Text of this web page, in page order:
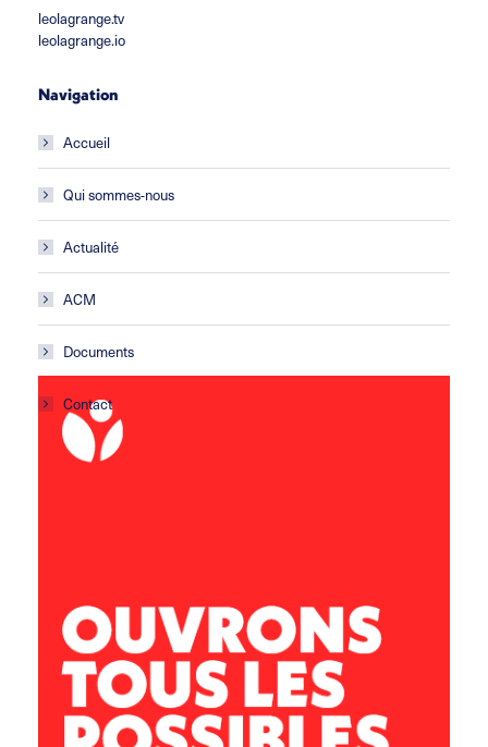
leolagrange.tv
leolagrange.io
Navigation
Accueil
Qui sommes-nous
Actualité
ACM
Documents
Contact
04 68 41 43 04 / 06 73 84 52 18